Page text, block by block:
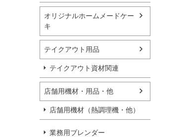
オリジナルホームメードケー
キ
テイクアウト用品
テイクアウト資材関連
店舗用機材・用品・他
店舗用機材（熱調理機・他）
業務用ブレンダー